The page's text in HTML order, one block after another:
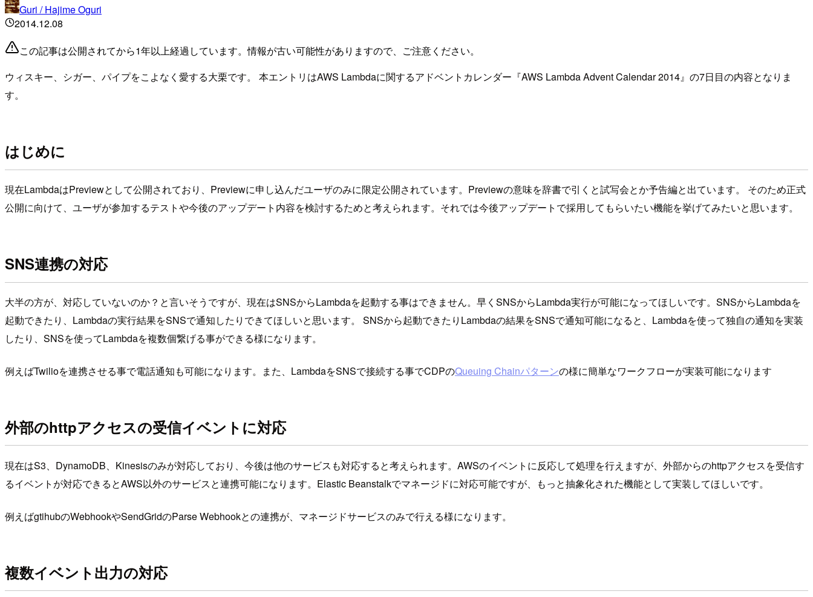
Guri / Hajime Oguri
2014.12.08
この記事は公開されてから1年以上経過しています。情報が古い可能性がありますので、ご注意ください。
ウィスキー、シガー、パイプをこよなく愛する大栗です。 本エントリはAWS Lambdaに関するアドベントカレンダー『AWS Lambda Advent Calendar 2014』の7日目の内容となりま
す。
はじめに
現在LambdaはPreviewとして公開されており、Previewに申し込んだユーザのみに限定公開されています。Previewの意味を辞書で引くと試写会とか予告編と出ています。 そのため正式
公開に向けて、ユーザが参加するテストや今後のアップデート内容を検討するためと考えられます。それでは今後アップデートで採用してもらいたい機能を挙げてみたいと思います。
SNS連携の対応
大半の方が、対応していないのか？と言いそうですが、現在はSNSからLambdaを起動する事はできません。早くSNSからLambda実行が可能になってほしいです。SNSからLambdaを
起動できたり、Lambdaの実行結果をSNSで通知したりできてほしいと思います。 SNSから起動できたりLambdaの結果をSNSで通知可能になると、Lambdaを使って独自の通知を実装
したり、SNSを使ってLambdaを複数個繋げる事ができる様になります。
例えばTwilioを連携させる事で電話通知も可能になります。また、LambdaをSNSで接続する事でCDPのQueuing Chainパターンの様に簡単なワークフローが実装可能になります
外部のhttpアクセスの受信イベントに対応
現在はS3、DynamoDB、Kinesisのみが対応しており、今後は他のサービスも対応すると考えられます。AWSのイベントに反応して処理を行えますが、外部からのhttpアクセスを受信す
るイベントが対応できるとAWS以外のサービスと連携可能になります。Elastic Beanstalkでマネージドに対応可能ですが、もっと抽象化された機能として実装してほしいです。
例えばgtihubのWebhookやSendGridのParse Webhookとの連携が、マネージドサービスのみで行える様になります。
複数イベント出力の対応